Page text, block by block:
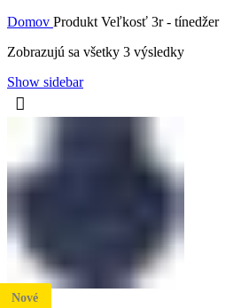
Domov Produkt Veľkosť 3r - tínedžer
Zobrazujú sa všetky 3 výsledky
Show sidebar
Nové